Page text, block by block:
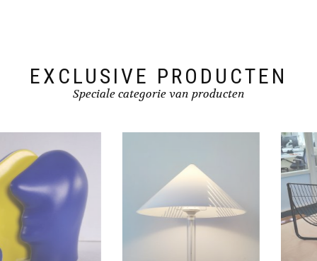
EXCLUSIVE PRODUCTEN
Speciale categorie van producten